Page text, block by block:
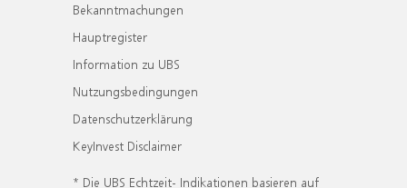
Bekanntmachungen
Hauptregister
Information zu UBS
Nutzungsbedingungen
Datenschutzerklärung
KeyInvest Disclaimer
* Die UBS Echtzeit- Indikationen basieren auf